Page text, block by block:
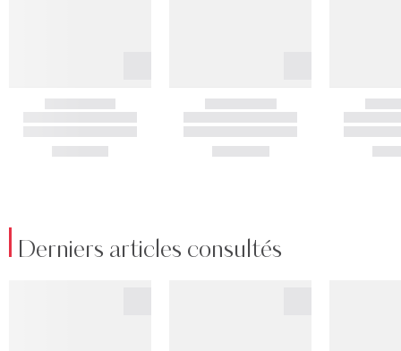
Derniers articles consultés